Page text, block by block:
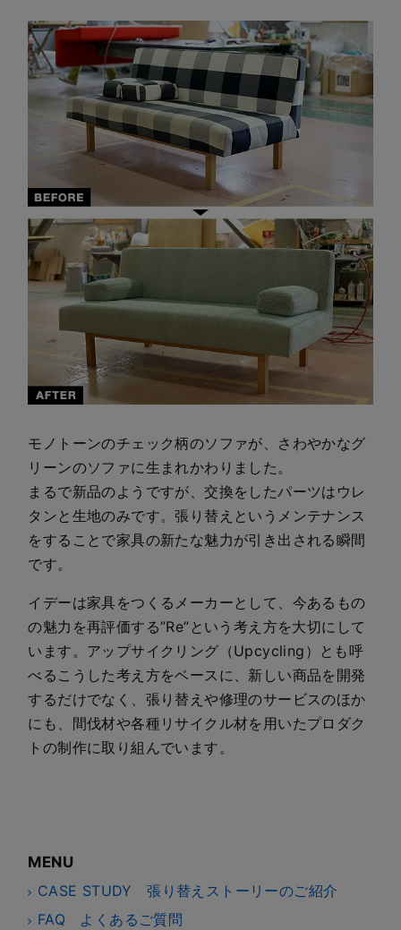
モノトーンのチェック柄のソファが、さわやかなグ
リーンのソファに生まれかわりました。
まるで新品のようですが、交換をしたパーツはウレ
タンと生地のみです。張り替えというメンテナンス
をすることで家具の新たな魅力が引き出される瞬間
です。
イデーは家具をつくるメーカーとして、今あるもの
の魅力を再評価する”Re”という考え方を大切にして
います。アップサイクリング（Upcycling）とも呼
べるこうした考え方をベースに、新しい商品を開発
するだけでなく、張り替えや修理のサービスのほか
にも、間伐材や各種リサイクル材を用いたプロダク
トの制作に取り組んでいます。
MENU
CASE STUDY 張り替えストーリーのご紹介
FAQ よくあるご質問